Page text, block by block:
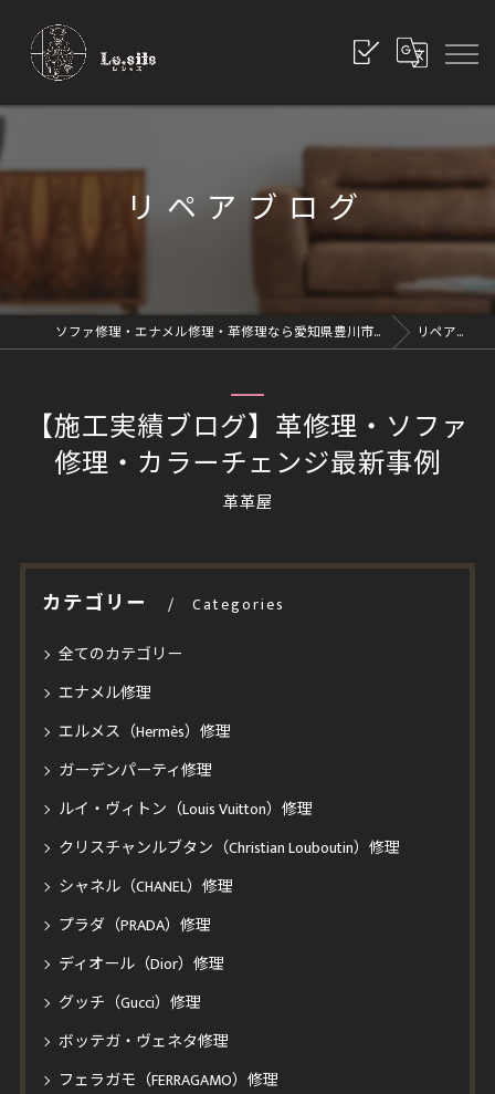
リペアブログ
ソファ修理・エナメル修理・革修理なら愛知県豊川市のレシッズへ｜全国対応 リペアブログ
【施工実績ブログ】革修理・ソファ
修理・カラーチェンジ最新事例
革革屋
カテゴリー Categories
全てのカテゴリー
エナメル修理
エルメス（Hermès）修理
ガーデンパーティ修理
ルイ・ヴィトン（Louis Vuitton）修理
クリスチャンルブタン（Christian Louboutin）修理
シャネル（CHANEL）修理
プラダ（PRADA）修理
ディオール（Dior）修理
グッチ（Gucci）修理
ボッテガ・ヴェネタ修理
フェラガモ（FERRAGAMO）修理